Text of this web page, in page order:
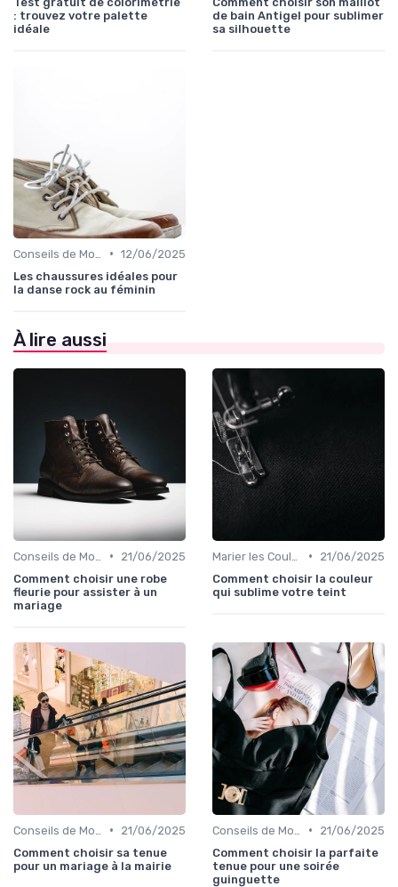
: trouvez votre palette
idéale
de bain Antigel pour sublimer
sa silhouette
• 12/06/2025
Les chaussures idéales pour
la danse rock au féminin
À lire aussi
•
21/06/2025
Comment choisir une robe
fleurie pour assister à un
mariage
•
21/06/2025
Comment choisir la couleur
qui sublime votre teint
•
21/06/2025
Comment choisir sa tenue
pour un mariage à la mairie
•
21/06/2025
Comment choisir la parfaite
tenue pour une soirée
guinguette